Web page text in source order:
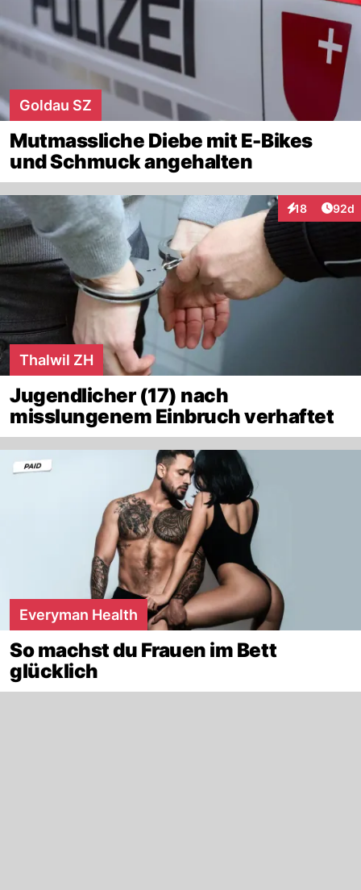
Goldau SZ
Mutmassliche Diebe mit E-Bikes
und Schmuck angehalten
18
Interaktionen
92d
Thalwil ZH
Jugendlicher (17) nach
misslungenem Einbruch verhaftet
Everyman Health
So machst du Frauen im Bett
glücklich